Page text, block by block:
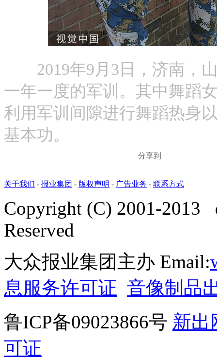
2019年9月3日，济南，山
一年一度的军训。其中舞蹈
利用军训间隙进行舞蹈热身
基本功。
分享到
关于我们 - 报业集团 - 版权声明 - 广告业务 - 联系方式
Copyright (C) 2001-2013
Reserved
大众报业集团主办 Email:
息服务许可证 音像制品
鲁ICP备09023866号 新出
可证